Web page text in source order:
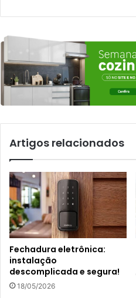
Artigos relacionados
Fechadura eletrônica:
instalação
descomplicada e segura!
18/05/2026